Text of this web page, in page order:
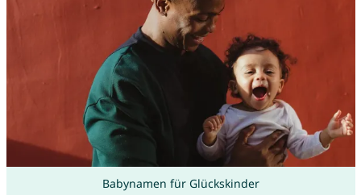
Babynamen für Glückskinder